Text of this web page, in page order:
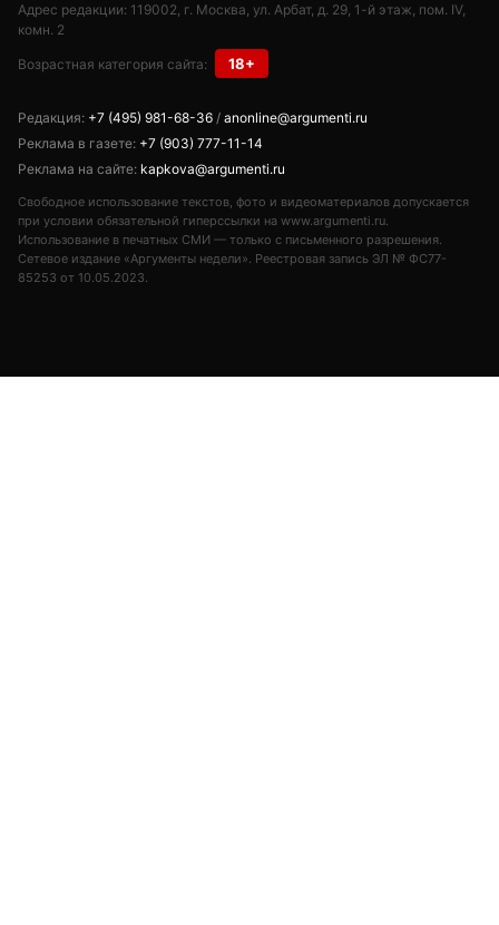
Адрес редакции: 119002, г. Москва, ул. Арбат, д. 29, 1-й этаж, пом. IV,
комн. 2
Возрастная категория сайта: 18+
Редакция: +7 (495) 981-68-36 / anonline@argumenti.ru
Реклама в газете: +7 (903) 777-11-14
Реклама на сайте: kapkova@argumenti.ru
Свободное использование текстов, фото и видеоматериалов допускается
при условии обязательной гиперссылки на www.argumenti.ru.
Использование в печатных СМИ — только с письменного разрешения.
Сетевое издание «Аргументы недели». Реестровая запись ЭЛ № ФС77-
85253 от 10.05.2023.